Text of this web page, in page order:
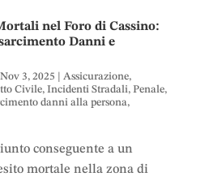
nel Foro di Cassino:
Danni e
Nov 3, 2025 Assicurazione,
Civile, Incidenti Stradali, Penale,
danni alla persona,
conseguente a un
mortale nella zona di